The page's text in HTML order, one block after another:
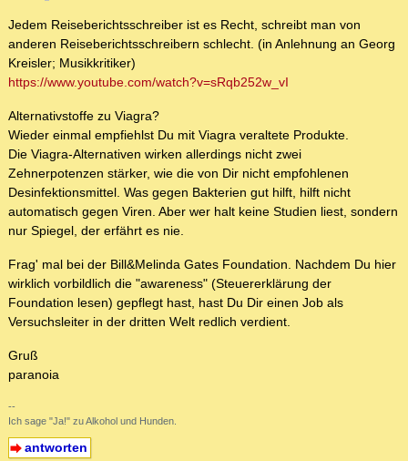
Jedem Reiseberichtsschreiber ist es Recht, schreibt man von
anderen Reiseberichtsschreibern schlecht. (in Anlehnung an Georg
Kreisler; Musikkritiker)
https://www.youtube.com/watch?v=sRqb252w_vI
Alternativstoffe zu Viagra?
Wieder einmal empfiehlst Du mit Viagra veraltete Produkte.
Die Viagra-Alternativen wirken allerdings nicht zwei
Zehnerpotenzen stärker, wie die von Dir nicht empfohlenen
Desinfektionsmittel. Was gegen Bakterien gut hilft, hilft nicht
automatisch gegen Viren. Aber wer halt keine Studien liest, sondern
nur Spiegel, der erfährt es nie.
Frag' mal bei der Bill&Melinda Gates Foundation. Nachdem Du hier
wirklich vorbildlich die "awareness" (Steuererklärung der
Foundation lesen) gepflegt hast, hast Du Dir einen Job als
Versuchsleiter in der dritten Welt redlich verdient.
Gruß
paranoia
--
Ich sage "Ja!" zu Alkohol und Hunden.
antworten